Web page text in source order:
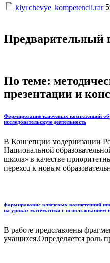
klyuchevye_kompetencii.rar
Предварительный
По теме:
презентации и
Формирование ключевых компетенций
исследовательскую деятельность
В Концепции модернизации
Национальной
школа» в качестве
переход к новым
формирование ключевых компетенций
на уроках математики с использованием
В работе представлены
учащихся.Определяется роль